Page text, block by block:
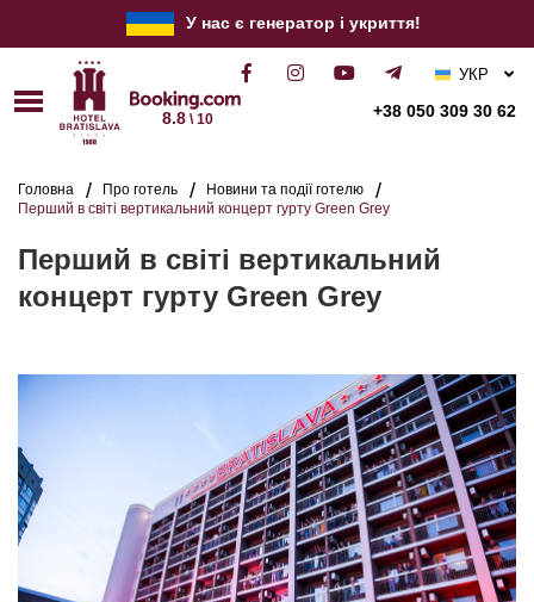
У нас є генератор і укриття!
8.8\ 10 +38 050 309 30 62
РУС
УКР
Головна Про готель
Новини та події готелю
Перший в світі вертикальний концерт гурту Green Grey
Перший в світі вертикальний
концерт гурту Green Grey